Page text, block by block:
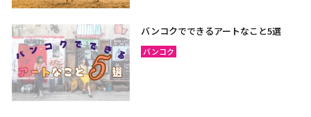
バンコクでできるアートなこと5選
バンコク